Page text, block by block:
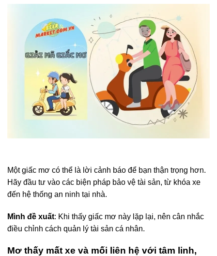
Một giấc mơ có thể là lời cảnh báo để bạn thận trọng hơn.
Hãy đầu tư vào các biện pháp bảo vệ tài sản, từ khóa xe
đến hệ thống an ninh tại nhà.
Mình đề xuất: Khi thấy giấc mơ này lặp lại, nên cân nhắc
điều chỉnh cách quản lý tài sản cá nhân.
Mơ thấy mất xe và mối liên hệ với tâm linh,